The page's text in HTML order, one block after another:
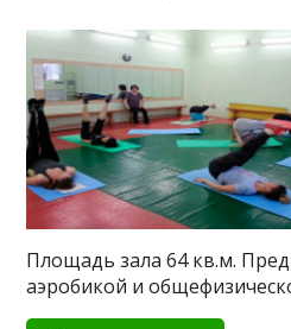
Площадь зала 64 кв.м.
аэробикой и